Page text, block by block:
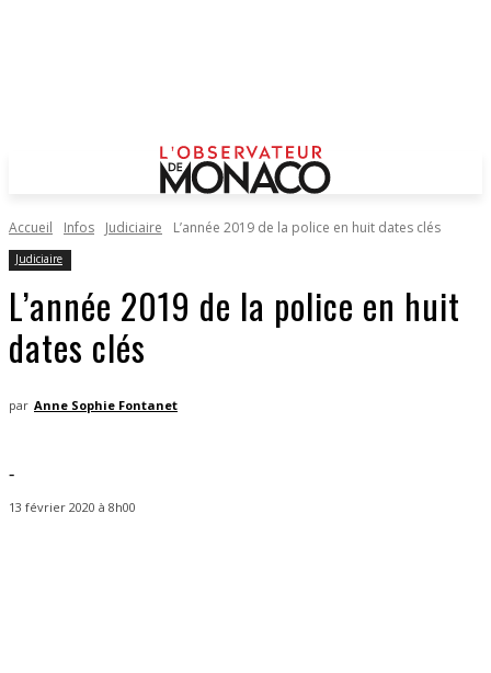
Accueil Infos Judiciaire L’année 2019 de la police en huit dates clés
Judiciaire
L’année 2019 de la police en huit
dates clés
par Anne Sophie Fontanet
-
13 février 2020 à 8h00